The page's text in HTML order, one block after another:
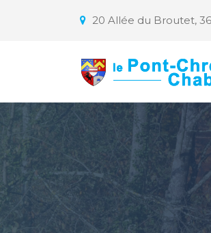
20 Allée du Broutet,